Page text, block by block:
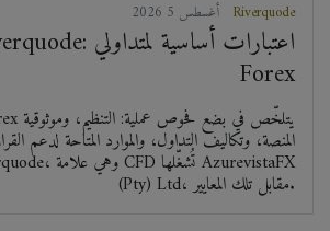
Riverquode
Forex
المنصة، وتكاليف التداول، والموارد المتاحة لدعم
(Pty) Ltd، مقابل تلك المعايير.